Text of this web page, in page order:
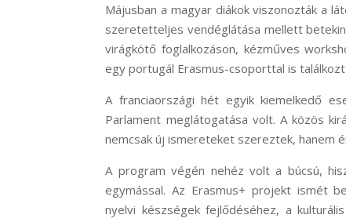
Májusban a magyar diákok viszonozták a
szeretetteljes vendéglátása mellett
virágkötő foglalkozáson, kézműves
egy portugál Erasmus-csoporttal is
A franciaországi hét egyik kiemelkedő
Parlament meglátogatása volt. A közös
nemcsak új ismereteket szereztek, hanem
A program végén nehéz volt a búcsú,
egymással. Az Erasmus+ projekt ismét
nyelvi készségek fejlődéséhez, a